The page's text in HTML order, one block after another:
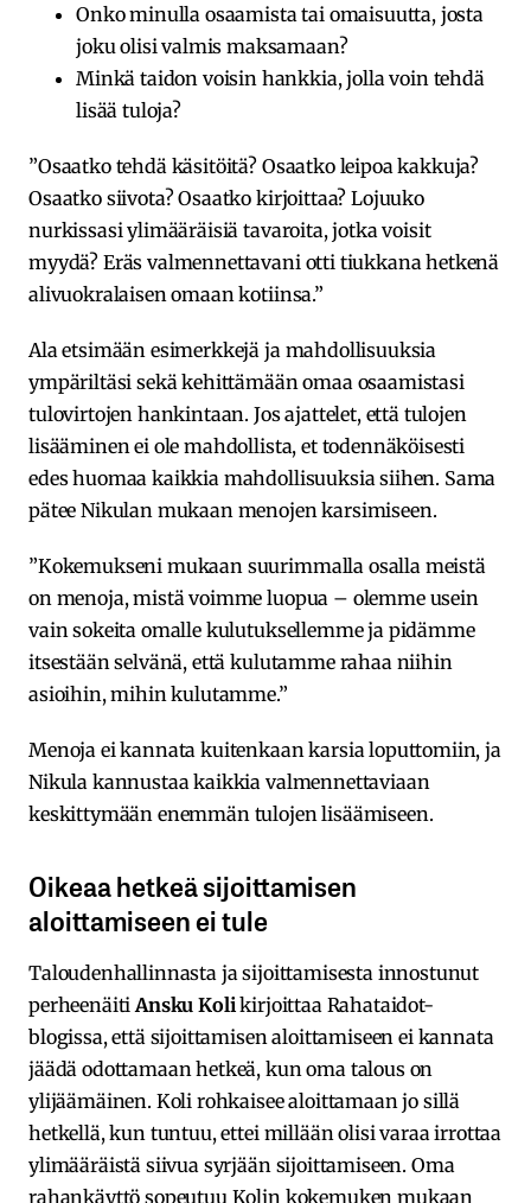
Onko minulla osaamista tai omaisuutta, josta
joku olisi valmis maksamaan?
Minkä taidon voisin hankkia, jolla voin tehdä
lisää tuloja?
”Osaatko tehdä käsitöitä? Osaatko leipoa kakkuja?
Osaatko siivota? Osaatko kirjoittaa? Lojuuko
nurkissasi ylimääräisiä tavaroita, jotka voisit
myydä? Eräs valmennettavani otti tiukkana hetkenä
alivuokralaisen omaan kotiinsa.”
Ala etsimään esimerkkejä ja mahdollisuuksia
ympäriltäsi sekä kehittämään omaa osaamistasi
tulovirtojen hankintaan. Jos ajattelet, että tulojen
lisääminen ei ole mahdollista, et todennäköisesti
edes huomaa kaikkia mahdollisuuksia siihen. Sama
pätee Nikulan mukaan menojen karsimiseen.
”Kokemukseni mukaan suurimmalla osalla meistä
on menoja, mistä voimme luopua – olemme usein
vain sokeita omalle kulutuksellemme ja pidämme
itsestään selvänä, että kulutamme rahaa niihin
asioihin, mihin kulutamme.”
Menoja ei kannata kuitenkaan karsia loputtomiin, ja
Nikula kannustaa kaikkia valmennettaviaan
keskittymään enemmän tulojen lisäämiseen.
Oikeaa hetkeä sijoittamisen
aloittamiseen ei tule
Taloudenhallinnasta ja sijoittamisesta innostunut
perheenäitiAnsku Koli kirjoittaa Rahataidot-
blogissa, että sijoittamisen aloittamiseen ei kannata
jäädä odottamaan hetkeä, kun oma talous on
ylijäämäinen. Koli rohkaisee aloittamaan jo sillä
hetkellä, kun tuntuu, ettei millään olisi varaa irrottaa
ylimääräistä siivua syrjään sijoittamiseen. Oma
rahankäyttö sopeutuu Kolin kokemuken mukaan